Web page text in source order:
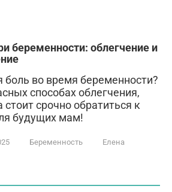
беременности: облегчение и
боль во время беременности?
способах облегчения,
стоит срочно обратиться к
будущих мам!
Беременность
Елена